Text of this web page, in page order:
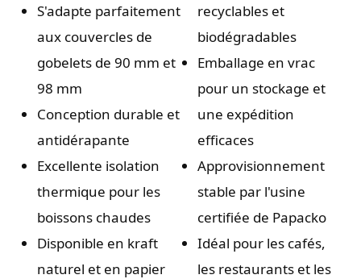
S'adapte parfaitement
aux couvercles de
gobelets de 90 mm et
98 mm
Conception durable et
antidérapante
Excellente isolation
thermique pour les
boissons chaudes
Disponible en kraft
naturel et en papier
recyclables et
biodégradables
Emballage en vrac
pour un stockage et
une expédition
efficaces
Approvisionnement
stable par l'usine
certifiée de Papacko
Idéal pour les cafés,
les restaurants et les